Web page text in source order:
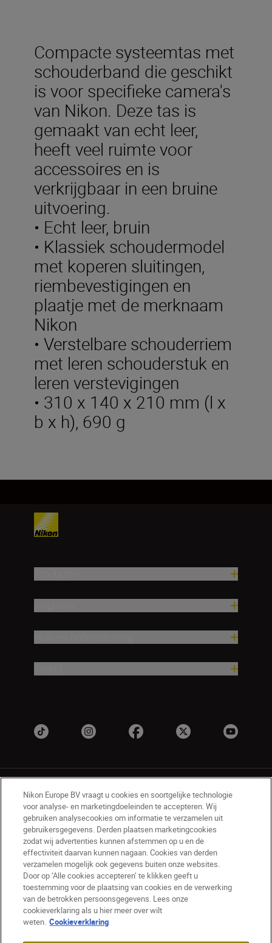
Compacte systeemtas met
schouderband die geschikt
is voor specifieke camera's
van Nikon. Deze tas is
gemaakt van echt leer,
heeft veel ruimte voor
accessoires en is
verkrijgbaar in een bruine
uitvoering.
• Echt leer, bruin
• Klassiek schoudermodel
met koperen sluitingen,
riembevestigingen en
plaatje met de merknaam
Nikon
• Verstelbare schouderriem
met leren schouderstuk en
leren verstevigingen
• 310 x 140 x 210 mm (l x
b x h), 690 g
BE(nl) Nikon Sites
Contact opnemen
Privacyverklaring
Gebruiksvoorwaarden
Nikon Store - Algemene voorwaarden
Cookieverklaring
Toegankelijkheid
Cookie-instellingen
© 2026 Nikon
Nikon Europe BV vraagt u cookies en soortgelijke technologie
voor analyse- en marketingdoeleinden te accepteren. Wij
gebruiken analysecookies om informatie te verzamelen uit
gebruikersgegevens. Derden plaatsen marketingcookies
zodat wij advertenties kunnen afstemmen op u en de
effectiviteit daarvan kunnen nagaan. Cookies van derden
verzamelen mogelijk ook gegevens buiten onze websites.
Door op ‘Alle cookies accepteren’ te klikken geeft u
toestemming voor de plaatsing van cookies en de verwerking
van de betrokken persoonsgegevens. Lees onze
cookieverklaring als u hier meer over wilt
weten. Cookieverklaring